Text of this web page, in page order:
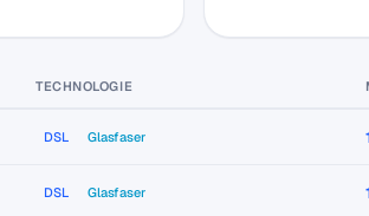
TECHNOLOGIE
DSL Glasfaser
DSL Glasfaser